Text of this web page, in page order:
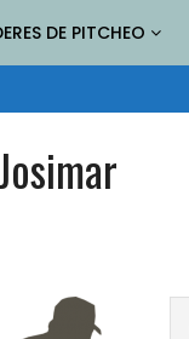
DE PITCHEO